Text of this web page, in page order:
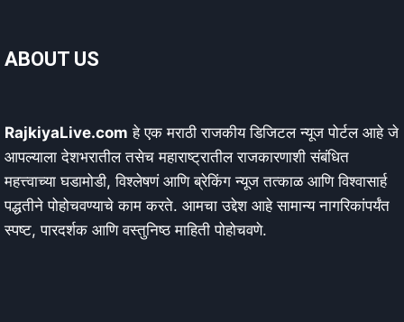
ABOUT US
RajkiyaLive.com हे एक मराठी राजकीय डिजिटल न्यूज पोर्टल आहे जे
आपल्याला देशभरातील तसेच महाराष्ट्रातील राजकारणाशी संबंधित
महत्त्वाच्या घडामोडी, विश्लेषणं आणि ब्रेकिंग न्यूज तत्काळ आणि विश्वासार्ह
पद्धतीने पोहोचवण्याचे काम करते. आमचा उद्देश आहे सामान्य नागरिकांपर्यंत
स्पष्ट, पारदर्शक आणि वस्तुनिष्ठ माहिती पोहोचवणे.